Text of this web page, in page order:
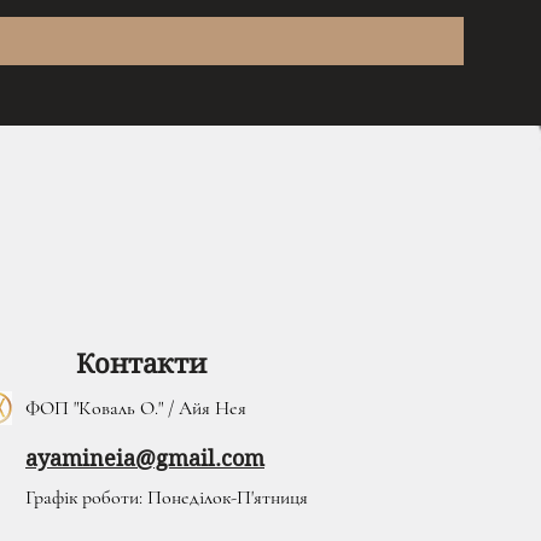
Контакти
ФОП "Коваль О." / Айя Нея
ayamineia@gmail.com
Графік роботи: Понеділок-П'ятниця